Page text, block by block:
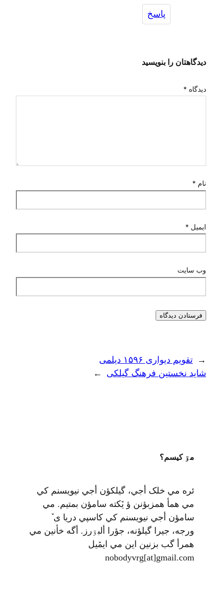
پاسخ
دیدگاهتان را بنویسید
دیدگاه *
نام *
ایمیل *
وب‌ سایت
← تقویم دیواری ۱۵۹۶ دیلمی
شاید نخستین فرهنگ گیلکی
→
مۊ کيسم؟
ئره مي خلک أجي، گيلکؤن أجي نيويسنم کي
مي همأ همزبؤنن ؤ يٚکته سامؤن بمتيم. مي
سامؤن أجي نيويسنم کي کاسپي دريا ی ٚ
ورجه، جيرا گيلؤنه، جؤرا ألبۊرز. أگه خأنين مي
همرأ گب بزنين اين مي ايمٚیل‌ ‌
nobodyvrg[at]gmail.com